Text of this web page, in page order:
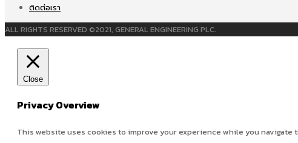
ติดต่อเรา
ALL RIGHTS RESERVED ©2021, GENERAL ENGINEERING PLC.
Close
Privacy Overview
This website uses cookies to improve your experience while you